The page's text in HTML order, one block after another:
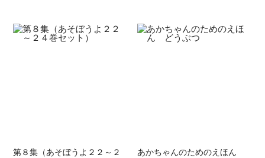
第８集（あそぼうよ２２～２
あかちゃんのためのえほん